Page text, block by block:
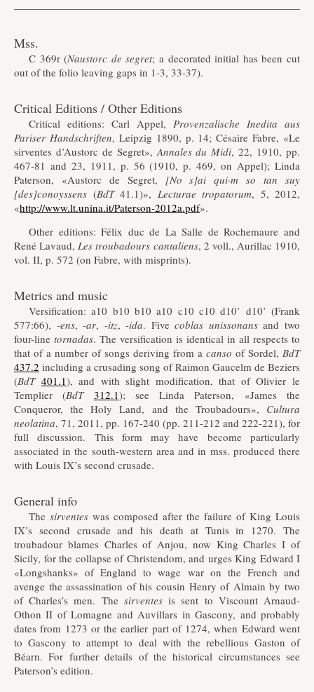
Mss.
C 369r (Naustorc de segret; a decorated initial has been cut
out of the folio leaving gaps in 1-3, 33-37).
Critical Editions / Other Editions
Critical editions: Carl Appel, Provenzalische Inedita aus
Pariser Handschriften, Leipzig 1890, p. 14; Césaire Fabre, «Le
sirventes d’Austorc de Segret»,Annales du Midi, 22, 1910, pp.
467-81 and 23, 1911, p. 56 (1910, p. 469, on Appel); Linda
Paterson, «Austorc de Segret, [No s]ai qui·m so tan suy
[des]conoyssens (BdT 41.1)», Lecturae tropatorum, 5, 2012,
«http://www.lt.unina.it/Paterson-2012a.pdf».
Other editions: Félix duc de La Salle de Rochemaure and
René Lavaud,Les troubadours cantaliens, 2 voll., Aurillac 1910,
vol. II, p. 572 (on Fabre, with misprints).
Metrics and music
Versification: a10 b10 b10 a10 c10 c10 d10’ d10’ (Frank
577:66), -ens,-ar, -itz, -ida. Fivecoblas unissonansand two
four-line tornadas. The versification is identical in all respects to
that of a number of songs deriving from a canso of Sordel, BdT
437.2 including a crusading song of Raimon Gaucelm de Beziers
(BdT 401.1), and with slight modification, that of Olivier le
Templier (BdT 312.1); see Linda Paterson, «James the
Conqueror, the Holy Land, and the Troubadours», Cultura
neolatina, 71, 2011, pp. 167-240 (pp. 211-212 and 222-221), for
full discussion. This form may have become particularly
associated in the south-western area and in mss. produced there
with Louis IX’s second crusade.
General info
The sirventes was composed after the failure of King Louis
IX’s second crusade and his death at Tunis in 1270. The
troubadour blames Charles of Anjou, now King Charles I of
Sicily, for the collapse of Christendom, and urges King Edward I
«Longshanks» of England to wage war on the French and
avenge the assassination of his cousin Henry of Almain by two
of Charles’s men. The sirventesis sent to Viscount Arnaud-
Othon II of Lomagne and Auvillars in Gascony, and probably
dates from 1273 or the earlier part of 1274, when Edward went
to Gascony to attempt to deal with the rebellious Gaston of
Béarn. For further details of the historical circumstances see
Paterson’s edition.